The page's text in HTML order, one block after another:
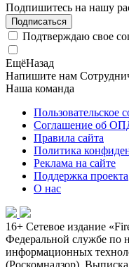
Подпишитесь на нашу
Подписаться
Подтверждаю свое
ЕщёНазад
Напишите нам
Наша команда
Пользовательское
Соглашение об
Правила сайта
Политика
Реклама на сайте
Поддержка проекта
О нас
16+ Сетевое издание
Федеральной службе по
информационных
(Роскомнадзор). Выписка